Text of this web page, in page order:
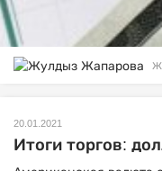
20.01.2021
Итоги торгов: